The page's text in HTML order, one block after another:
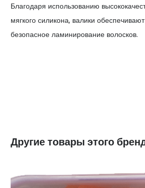
Благодаря использованию
мягкого силикона, валики
безопасное ламинирование волосков.
Другие товары этого